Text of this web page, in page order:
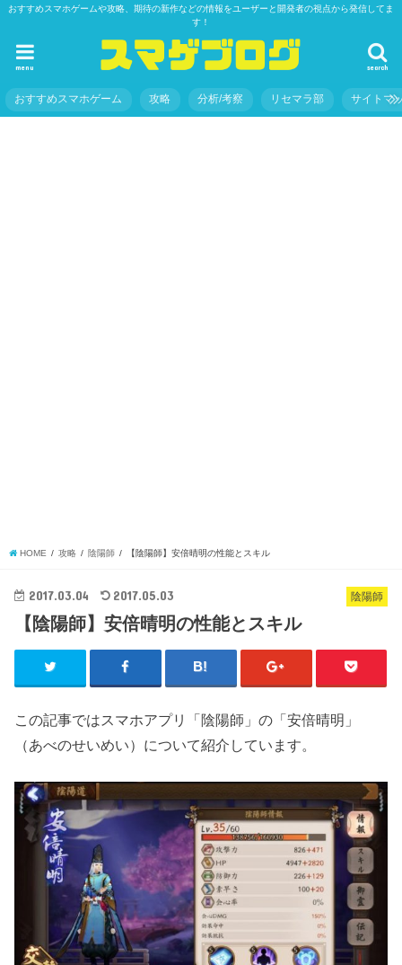
おすすめスマホゲームや攻略、期待の新作などの情報をユーザーと開発者の視点から発信してま
す！
search
menu
おすすめスマホゲーム 攻略 分析/考察 リセマラ部 サイトマ
HOME 攻略 陰陽師 【陰陽師】安倍晴明の性能とスキル
陰陽師
2017.03.04 2017.05.03
【陰陽師】安倍晴明の性能とスキル
この記事ではスマホアプリ「陰陽師」の「安倍晴明」
（あべのせいめい）について紹介しています。